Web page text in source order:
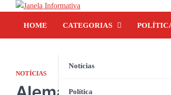
HOME CATEGORIAS
Notícias
Política
NOTÍCIAS